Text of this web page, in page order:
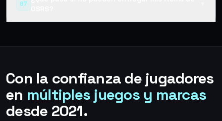
07
OSRS?
Con la confianza de jugadores
en múltiples juegos y marcas
desde 2021.